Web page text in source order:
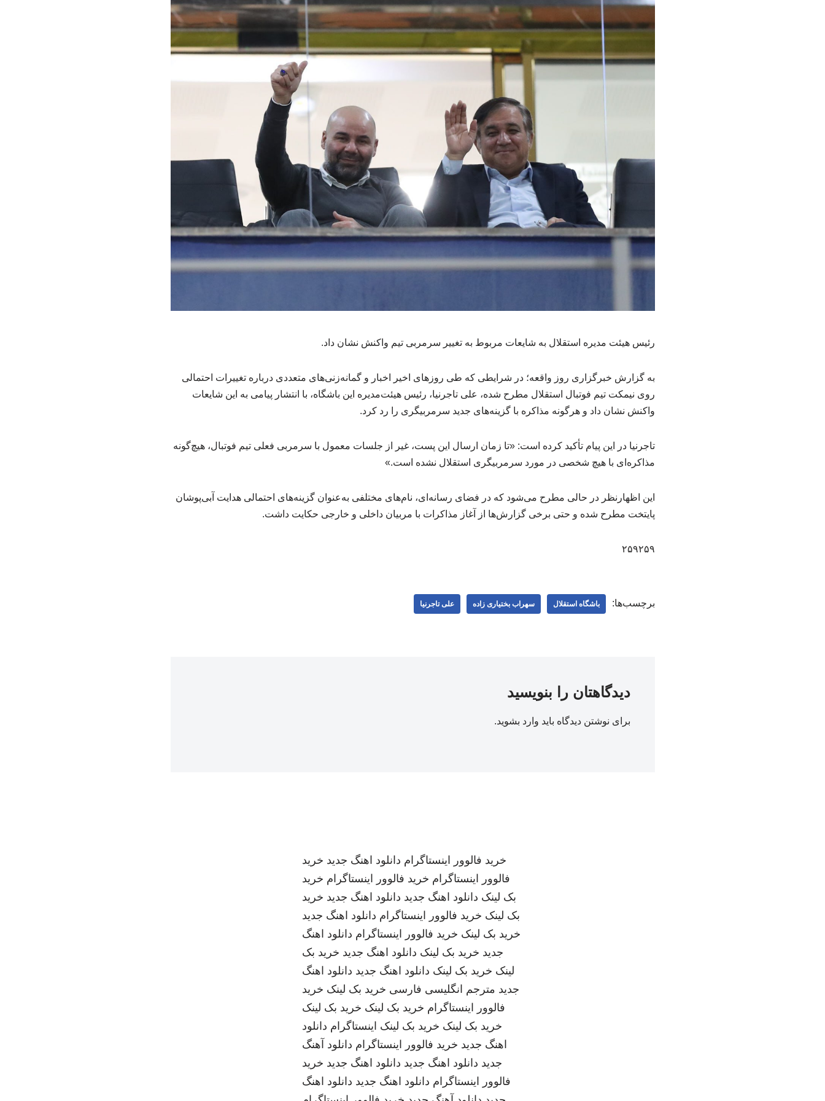
رئیس هیئت مدیره استقلال به شایعات مربوط به تغییر سرمربی تیم واکنش نشان داد.
به گزارش خبرگزاری روز واقعه؛ در شرایطی که طی روزهای اخیر اخبار و گمانه‌زنی‌های متعددی درباره تغییرات احتمالی
روی نیمکت تیم فوتبال استقلال مطرح شده، علی تاجرنیا، رئیس هیئت‌مدیره این باشگاه، با انتشار پیامی به این شایعات
واکنش نشان داد و هرگونه مذاکره با گزینه‌های جدید سرمربیگری را رد کرد.
تاجرنیا در این پیام تأکید کرده است: «تا زمان ارسال این پست، غیر از جلسات معمول با سرمربی فعلی تیم فوتبال، هیچ‌گونه
مذاکره‌ای با هیچ شخصی در مورد سرمربیگری استقلال نشده است.»
این اظهارنظر در حالی مطرح می‌شود که در فضای رسانه‌ای، نام‌های مختلفی به‌عنوان گزینه‌های احتمالی هدایت آبی‌پوشان
پایتخت مطرح شده و حتی برخی گزارش‌ها از آغاز مذاکرات با مربیان داخلی و خارجی حکایت داشت.
۲۵۹۲۵۹
برچسب‌ها: باشگاه استقلال سهراب بختیاری زاده علی تاجرنیا
دیدگاهتان را بنویسید
برای نوشتن دیدگاه باید وارد بشوید.
خرید فالوور اینستاگرام دانلود اهنگ جدید خرید
فالوور اینستاگرام خرید فالوور اینستاگرام خرید
بک لینک دانلود اهنگ جدید دانلود اهنگ جدید خرید
بک لینک خرید فالوور اینستاگرام دانلود اهنگ جدید
خرید بک لینک خرید فالوور اینستاگرام دانلود اهنگ
جدید خرید بک لینک دانلود اهنگ جدید خرید بک
لینک خرید بک لینک دانلود اهنگ جدید دانلود اهنگ
جدید مترجم انگلیسی فارسی خرید بک لینک خرید
فالوور اینستاگرام خرید بک لینک خرید بک لینک
خرید بک لینک خرید بک لینک اینستاگرام دانلود
اهنگ جدید خرید فالوور اینستاگرام دانلود آهنگ
جدید دانلود اهنگ جدید دانلود اهنگ جدید خرید
فالوور اینستاگرام دانلود اهنگ جدید دانلود اهنگ